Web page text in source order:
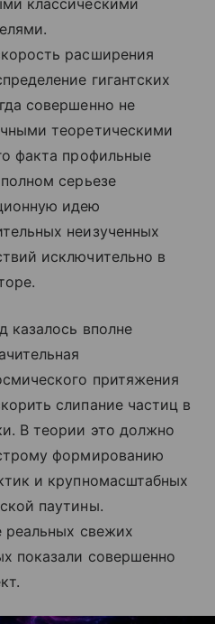
расширения
гигантских
совершенно не
теоретическими
факта профильные
серьезе
идею
неизученных
исключительно в
казалось вполне
притяжения
слипание частиц в
В теории это должно
формированию
и крупномасштабных
паутины.
реальных свежих
показали совершенно